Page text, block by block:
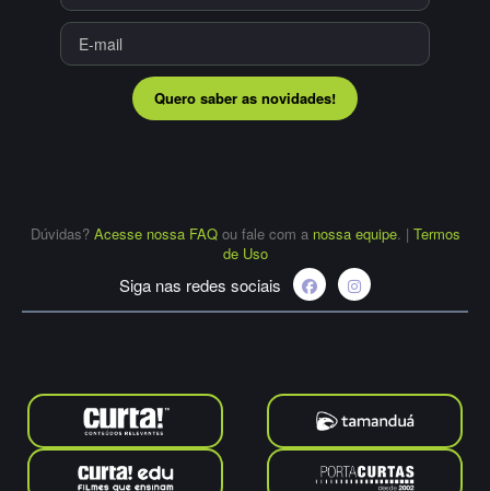
Quero saber as novidades!
Dúvidas? Acesse nossa FAQ ou fale com a nossa equipe. | Termos
de Uso
Siga nas redes sociais